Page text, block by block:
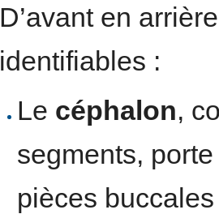
D’avant en
identifiables :
Le céphalon,
segments,
pièces